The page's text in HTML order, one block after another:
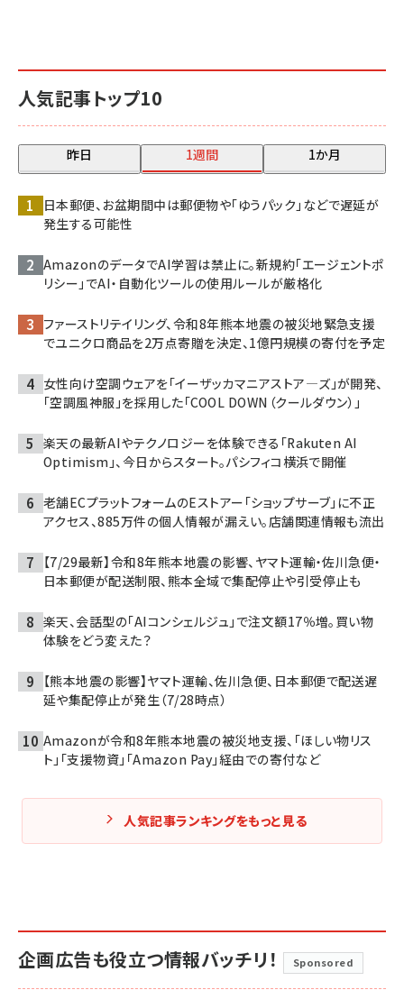
人気記事トップ10
昨日 1週間 1か月
日本郵便、お盆期間中は郵便物や「ゆうパック」などで遅延が
発生する可能性
AmazonのデータでAI学習は禁止に。新規約「エージェントポ
リシー」でAI・自動化ツールの使用ルールが厳格化
ファーストリテイリング、令和8年熊本地震の被災地緊急支援
でユニクロ商品を2万点寄贈を決定、1億円規模の寄付を予定
女性向け空調ウェアを「イーザッカマニアストア―ズ」が開発、
「空調風神服」を採用した「COOL DOWN（クールダウン）」
楽天の最新AIやテクノロジーを体験できる「Rakuten AI
Optimism」、今日からスタート。パシフィコ横浜で開催
老舗ECプラットフォームのEストアー「ショップサーブ」に不正
アクセス、885万件の個人情報が漏えい。店舗関連情報も流出
【7/29最新】令和8年熊本地震の影響、ヤマト運輸・佐川急便・
日本郵便が配送制限、熊本全域で集配停止や引受停止も
楽天、会話型の「AIコンシェルジュ」で注文額17％増。買い物
体験をどう変えた？
【熊本地震の影響】ヤマト運輸、佐川急便、日本郵便で配送遅
延や集配停止が発生（7/28時点）
Amazonが令和8年熊本地震の被災地支援、「ほしい物リス
ト」「支援物資」「Amazon Pay」経由での寄付など
人気記事ランキングをもっと見る
企画広告も役立つ情報バッチリ！ Sponsored